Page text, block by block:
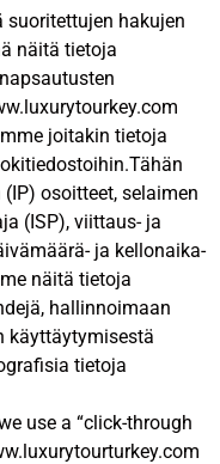
hakujen
näitä tietoja
joitakin tietoja
osoitteet, selaimen
(ISP), viittaus- ja
ja kellonaika-
näitä tietoja
hallinnoimaan
käyttäytymisestä
tietoja
use a “click-through